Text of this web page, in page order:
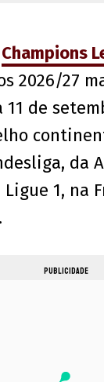
Champions
2026/27
de
da
1, na
PUBLICIDADE